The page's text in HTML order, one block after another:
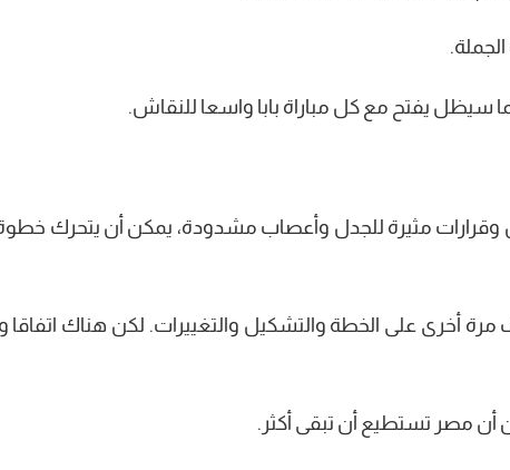
سيظل يفتح مع كل مباراة بابا واسعا للنقاش.
وقرارات مثيرة للجدل وأعصاب مشدودة، يمكن أن يتحرك
مرة أخرى على الخطة والتشكيل والتغييرات. لكن هناك اتفاقا
مصر تستطيع أن تبقى أكثر.